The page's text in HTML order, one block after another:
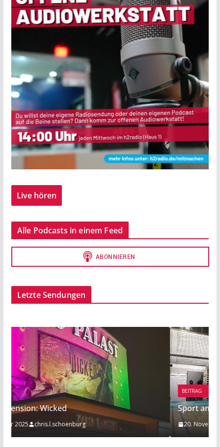
Live hören
Alle Podcasts in einem Feed
Letzte Sendungen
BEITRAG TIPP
Sport am Rande: Radball
20. November 2019 Mathies Koelzer